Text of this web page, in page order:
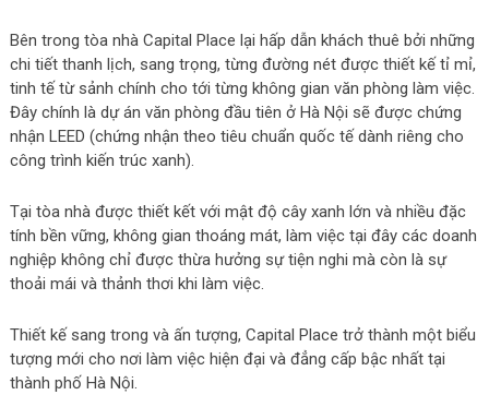
Bên trong tòa nhà Capital Place lại hấp dẫn khách thuê bởi những
chi tiết thanh lịch, sang trọng, từng đường nét được thiết kế tỉ mỉ,
tinh tế từ sảnh chính cho tới từng không gian văn phòng làm việc.
Đây chính là dự án văn phòng đầu tiên ở Hà Nội sẽ được chứng
nhận LEED (chứng nhận theo tiêu chuẩn quốc tế dành riêng cho
công trình kiến trúc xanh).
Tại tòa nhà được thiết kết với mật độ cây xanh lớn và nhiều đặc
tính bền vững, không gian thoáng mát, làm việc tại đây các doanh
nghiệp không chỉ được thừa hưởng sự tiện nghi mà còn là sự
thoải mái và thảnh thơi khi làm việc.
Thiết kế sang trong và ấn tượng, Capital Place trở thành một biểu
tượng mới cho nơi làm việc hiện đại và đẳng cấp bậc nhất tại
thành phố Hà Nội.